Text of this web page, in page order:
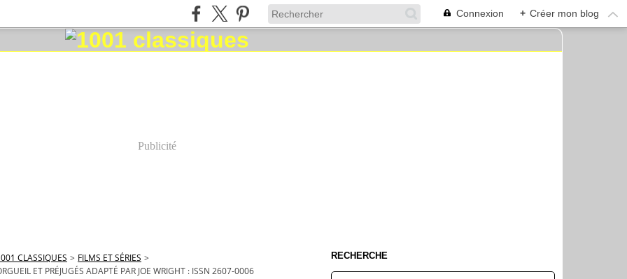
Connexion + Créer mon blog
Publicité
CLASSIQUES > FILMS ET SÉRIES >
ET PRÉJUGÉS ADAPTÉ PAR JOE WRIGHT : ISSN 2607-0006
RECHERCHE